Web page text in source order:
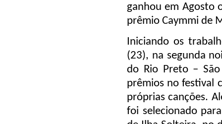
ganhou em Agosto
prêmio Caymmi de
Iniciando os
(23), na segunda
do Rio Preto –
prêmios no festival
próprias canções.
foi selecionado